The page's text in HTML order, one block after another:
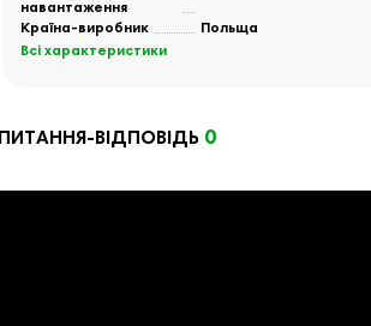
навантаження
Країна-виробник
Польща
Всі характеристики
ПИТАННЯ-ВІДПОВІДЬ 0